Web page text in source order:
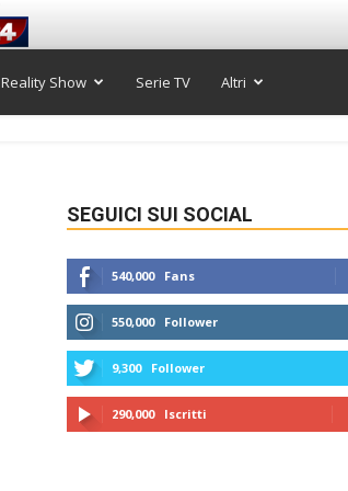
Reality Show Serie TV Altri
SEGUICI SUI SOCIAL
540,000 Fans
550,000 Follower
9,300 Follower
290,000 Iscritti